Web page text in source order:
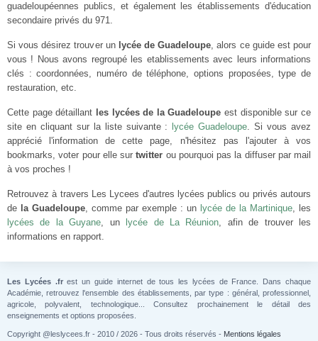
guadeloupéennes publics, et également les établissements d'éducation
secondaire privés du 971.
Si vous désirez trouver un lycée de Guadeloupe, alors ce guide est pour
vous ! Nous avons regroupé les etablissements avec leurs informations
clés : coordonnées, numéro de téléphone, options proposées, type de
restauration, etc.
Cette page détaillant les lycées de la Guadeloupe est disponible sur ce
site en cliquant sur la liste suivante :
lycée Guadeloupe. Si vous avez
apprécié l'information de cette page, n'hésitez pas l'ajouter à vos
bookmarks, voter pour elle surtwitter ou pourquoi pas la diffuser par mail
à vos proches !
Retrouvez à travers Les Lycees d'autres lycées publics ou privés autours
de la Guadeloupe, comme par exemple : un lycée de la Martinique, les
lycées de la Guyane, un lycée de La Réunion, afin de trouver les
informations en rapport.
Les Lycées .frest un guide internet de tous les lycées de France. Dans chaque
Académie, retrouvez l'ensemble des établissements, par type : général, professionnel,
agricole, polyvalent, technologique... Consultez prochainement le détail des
enseignements et options proposées.
Copyright @leslycees.fr - 2010 / 2026 - Tous droits réservés - Mentions légales